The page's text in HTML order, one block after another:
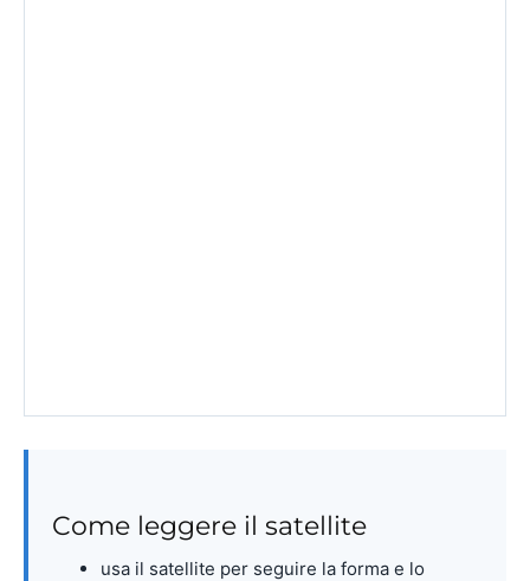
Come leggere il satellite
usa il satellite per seguire la forma e lo